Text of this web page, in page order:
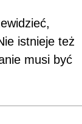
istnieje też
musi być